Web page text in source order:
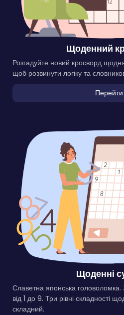
Щоденний
Розгадуйте новий кросворд
щоб розвинути логіку та
Перейти
Щоденні
Славетна японська головоломка.
від 1 до 9. Три рівні складності
складний.